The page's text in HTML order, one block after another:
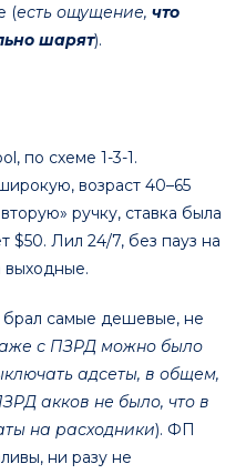
(есть ощущение, что
шарят).
по схеме 1-3-1.
возраст 40–65
ручку, ставка была
$50. Лил 24/7, без пауз на
брал самые дешевые, не
с ПЗРД можно было
адсеты, в общем,
акков не было, что в
на расходники). ФП
ни разу не